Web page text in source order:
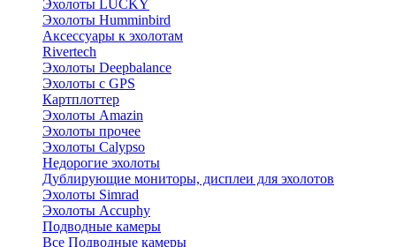
Эхолоты LUCKY
Эхолоты Humminbird
Аксессуары к эхолотам
Rivertech
Эхолоты Deepbalance
Эхолоты с GPS
Картплоттер
Эхолоты Amazin
Эхолоты прочее
Эхолоты Calypso
Недорогие эхолоты
Дублирующие мониторы, дисплеи для эхолотов
Эхолоты Simrad
Эхолоты Accuphy
Подводные камеры
Все Подводные камеры